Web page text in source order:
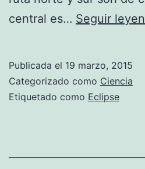
central es… Seguir
Publicada el 19 marzo, 2015
Categorizado como Ciencia
Etiquetado como Eclipse